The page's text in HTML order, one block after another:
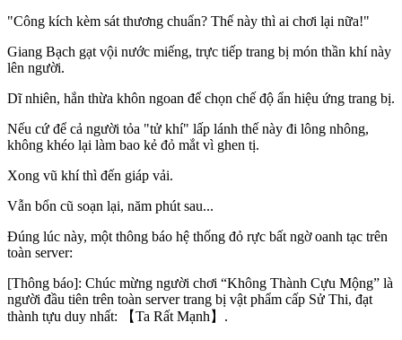
"Công kích kèm sát thương chuẩn? Thế này thì ai chơi lại nữa!"
Giang Bạch gạt vội nước miếng, trực tiếp trang bị món thần khí này
lên người.
Dĩ nhiên, hắn thừa khôn ngoan để chọn chế độ ẩn hiệu ứng trang bị.
Nếu cứ để cả người tỏa "tử khí" lấp lánh thế này đi lông nhông,
không khéo lại làm bao kẻ đỏ mắt vì ghen tị.
Xong vũ khí thì đến giáp vải.
Vẫn bổn cũ soạn lại, năm phút sau...
Đúng lúc này, một thông báo hệ thống đỏ rực bất ngờ oanh tạc trên
toàn server:
[Thông báo]: Chúc mừng người chơi “Không Thành Cựu Mộng” là
người đầu tiên trên toàn server trang bị vật phẩm cấp Sử Thi, đạt
thành tựu duy nhất: 【Ta Rất Mạnh】.